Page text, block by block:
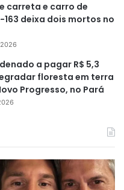
carreta e carro de
163 deixa dois mortos no
a pagar R$ 5,3
floresta em terra
Progresso, no Pará